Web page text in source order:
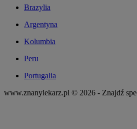
Brazylia
Argentyna
Kolumbia
Peru
Portugalia
www.znanylekarz.pl © 2026 - Znajdź